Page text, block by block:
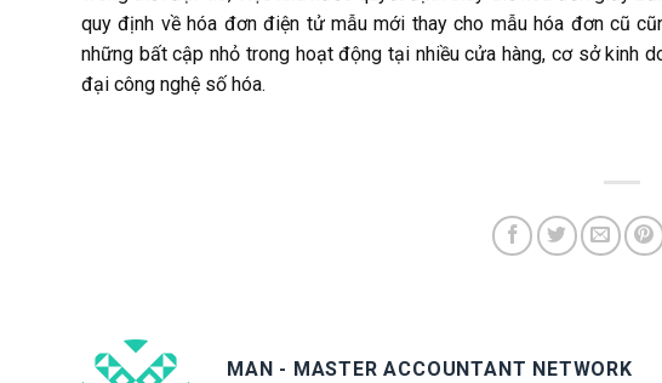
quy định về hóa đơn điện tử mẫu mới thay cho mẫu hóa đơn cũ
những bất cập nhỏ trong hoạt động tại nhiều cửa hàng, cơ sở kinh
đại công nghệ số hóa.
MAN - MASTER ACCOUNTANT NETWORK